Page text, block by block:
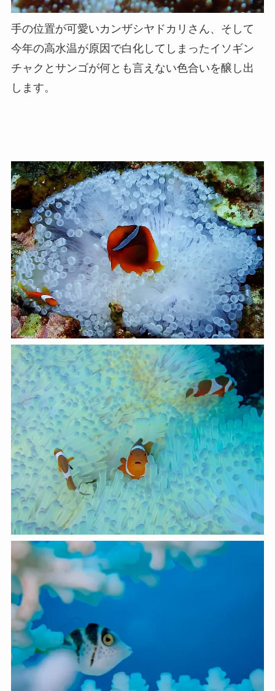
手の位置が可愛いカンザシヤドカリさん、そして
今年の高水温が原因で白化してしまったイソギン
チャクとサンゴが何とも言えない色合いを醸し出
します。